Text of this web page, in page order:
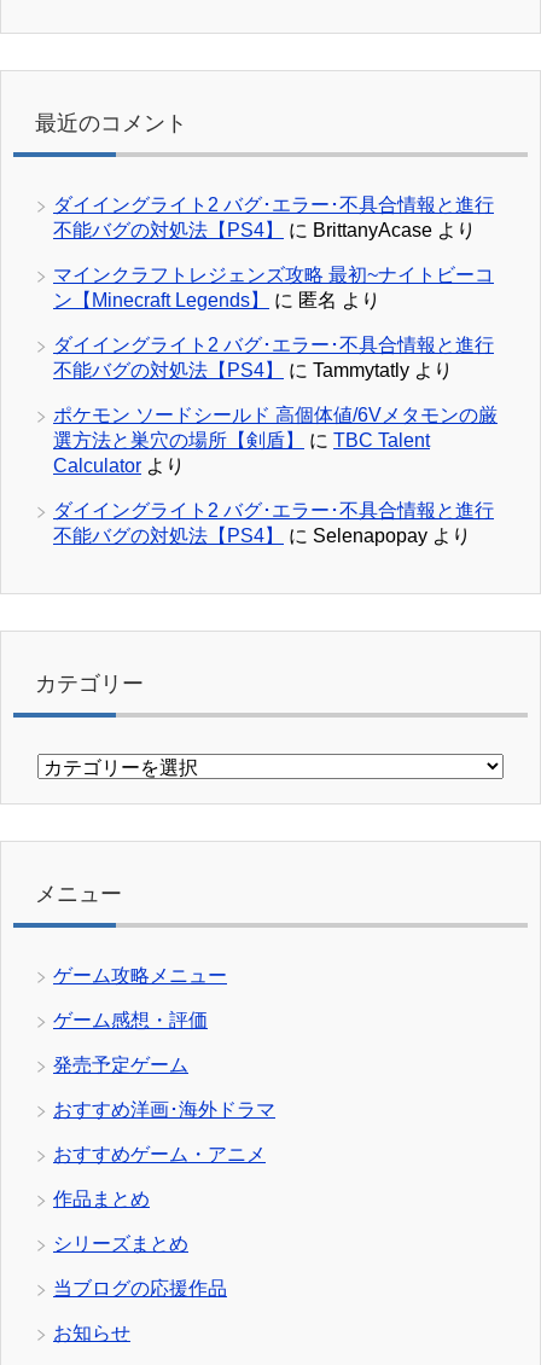
最近のコメント
ダイイングライト2 バグ･エラー･不具合情報と進行
不能バグの対処法【PS4】
に BrittanyAcase より
マインクラフトレジェンズ攻略 最初~ナイトビーコ
ン【Minecraft Legends】
に 匿名 より
ダイイングライト2 バグ･エラー･不具合情報と進行
不能バグの対処法【PS4】
に Tammytatly より
ポケモン ソードシールド 高個体値/6Vメタモンの厳
選方法と巣穴の場所【剣盾】
に TBC Talent
Calculator より
ダイイングライト2 バグ･エラー･不具合情報と進行
不能バグの対処法【PS4】
に Selenapopay より
カテゴリー
カ
リ
メニュー
ゲーム攻略メニュー
ゲーム感想・評価
発売予定ゲーム
おすすめ洋画･海外ドラマ
おすすめゲーム・アニメ
作品まとめ
シリーズまとめ
当ブログの応援作品
お知らせ